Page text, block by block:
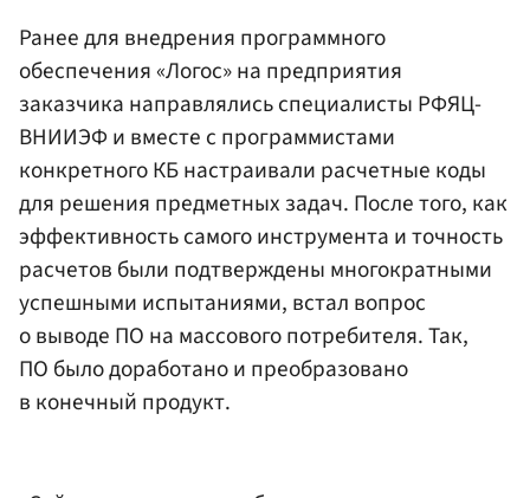
Ранее для внедрения программного
обеспечения «Логос» на предприятия
заказчика направлялись специалисты РФЯЦ-
ВНИИЭФ и вместе с программистами
конкретного КБ настраивали расчетные коды
для решения предметных задач. После того, как
эффективность самого инструмента и точность
расчетов были подтверждены многократными
успешными испытаниями, встал вопрос
о выводе ПО на массового потребителя. Так,
ПО было доработано и преобразовано
в конечный продукт.